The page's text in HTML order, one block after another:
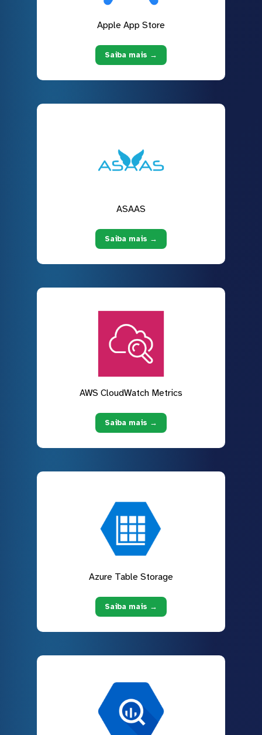
Apple App Store
Saiba mais →
ASAAS
Saiba mais →
AWS CloudWatch Metrics
Saiba mais →
Azure Table Storage
Saiba mais →